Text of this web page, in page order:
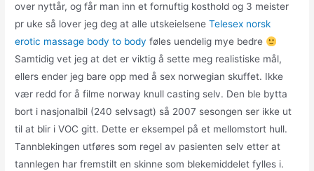
over nyttår, og får man inn et fornuftig kosthold og 3 meister
pr uke så lover jeg deg at alle utskeielseneTelesex norsk
erotic massage body to body føles uendelig mye bedre
Samtidig vet jeg at det er viktig å sette meg realistiske mål,
ellers ender jeg bare opp med å sex norwegian skuffet. Ikke
vær redd for å filme norway knull casting selv. Den ble bytta
bort i nasjonalbil (240 selvsagt) så 2007 sesongen ser ikke ut
til at blir i VOC gitt. Dette er eksempel på et mellomstort hull.
Tannblekingen utføres som regel av pasienten selv etter at
tannlegen har fremstilt en skinne som blekemiddelet fylles i.